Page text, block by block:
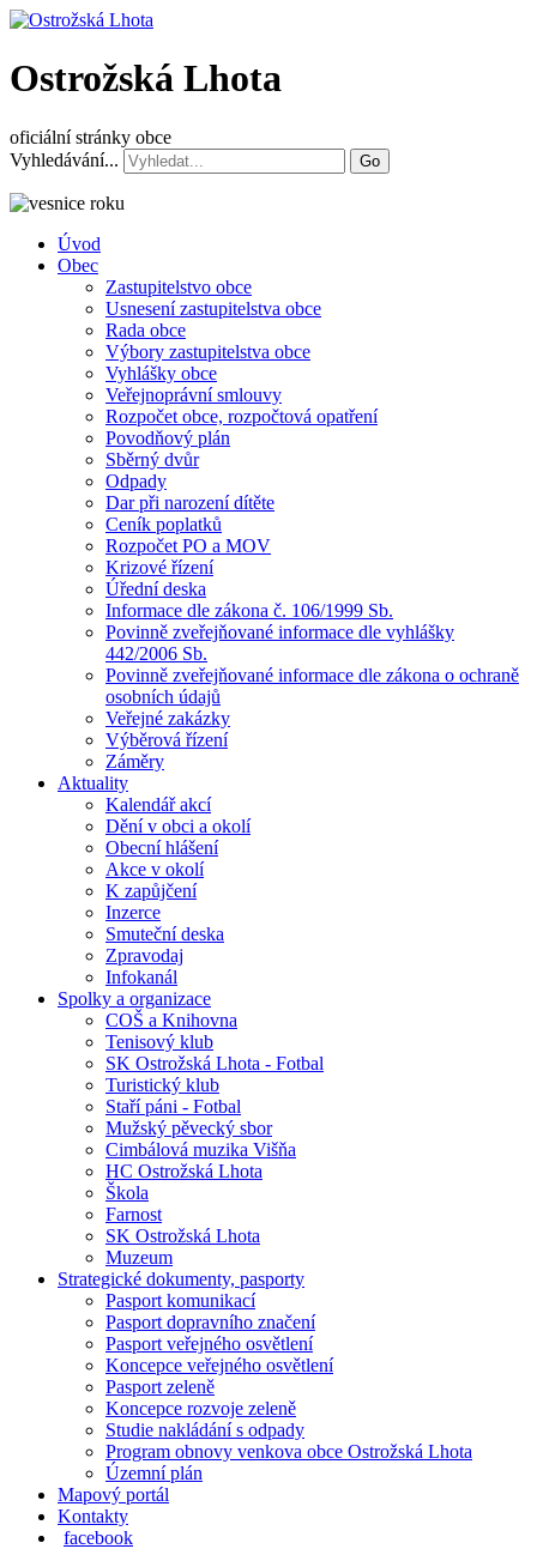
Ostrožská Lhota
oficiální stránky obce
Vyhledávání...
Go
Úvod
Obec
Zastupitelstvo obce
Usnesení zastupitelstva obce
Rada obce
Výbory zastupitelstva obce
Vyhlášky obce
Veřejnoprávní smlouvy
Rozpočet obce, rozpočtová opatření
Povodňový plán
Sběrný dvůr
Odpady
Dar při narození dítěte
Ceník poplatků
Rozpočet PO a MOV
Krizové řízení
Úřední deska
Informace dle zákona č. 106/1999 Sb.
Povinně zveřejňované informace dle vyhlášky
442/2006 Sb.
Povinně zveřejňované informace dle zákona o ochraně
osobních údajů
Veřejné zakázky
Výběrová řízení
Záměry
Aktuality
Kalendář akcí
Dění v obci a okolí
Obecní hlášení
Akce v okolí
K zapůjčení
Inzerce
Smuteční deska
Zpravodaj
Infokanál
Spolky a organizace
COŠ a Knihovna
Tenisový klub
SK Ostrožská Lhota - Fotbal
Turistický klub
Staří páni - Fotbal
Mužský pěvecký sbor
Cimbálová muzika Višňa
HC Ostrožská Lhota
Škola
Farnost
SK Ostrožská Lhota
Muzeum
Strategické dokumenty, pasporty
Pasport komunikací
Pasport dopravního značení
Pasport veřejného osvětlení
Koncepce veřejného osvětlení
Pasport zeleně
Koncepce rozvoje zeleně
Studie nakládání s odpady
Program obnovy venkova obce Ostrožská Lhota
Územní plán
Mapový portál
Kontakty
facebook